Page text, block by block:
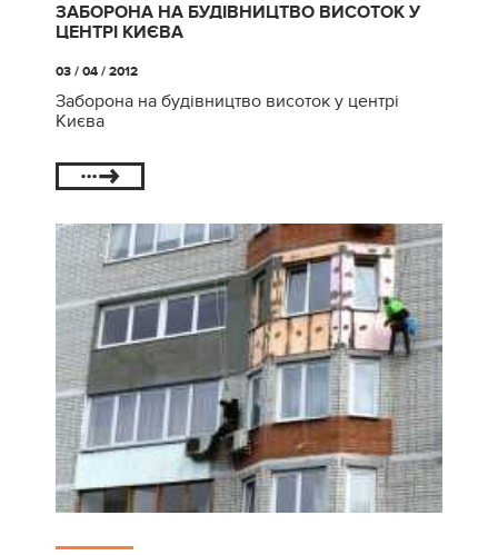
ЗАБОРОНА НА БУДІВНИЦТВО ВИСОТОК У
ЦЕНТРІ КИЄВА
03 / 04 / 2012
Заборона на будівництво висоток у центрі
Києва